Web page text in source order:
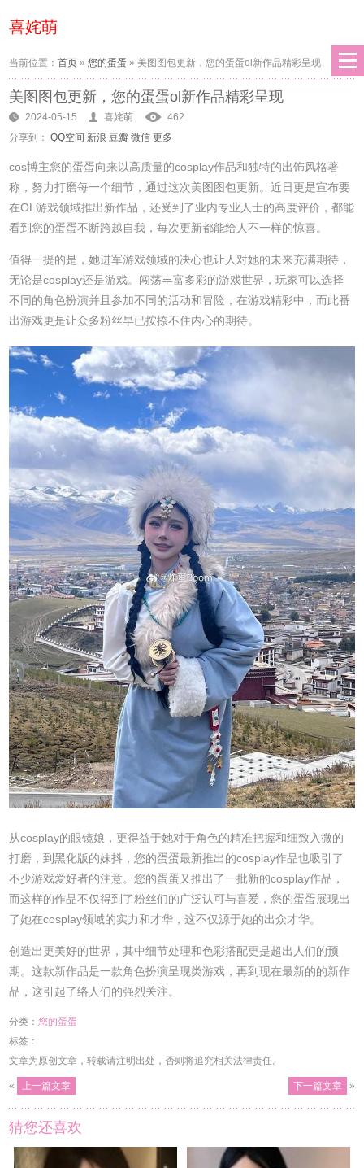
喜姹萌
当前位置：首页 »您的蛋蛋 » 美图图包更新，您的蛋蛋ol新作品精彩呈现
美图图包更新，您的蛋蛋ol新作品精彩呈现
2024-05-15 喜姹萌
462
分享到： QQ空间 新浪 豆瓣 微信 更多
cos博主您的蛋蛋向来以高质量的cosplay作品和独特的出饰风格著
称，努力打磨每一个细节，通过这次美图图包更新。近日更是宣布要
在OL游戏领域推出新作品，还受到了业内专业人士的高度评价，都能
看到您的蛋蛋不断跨越自我，每次更新都能给人不一样的惊喜。
值得一提的是，她进军游戏领域的决心也让人对她的未来充满期待，
无论是cosplay还是游戏。闯荡丰富多彩的游戏世界，玩家可以选择
不同的角色扮演并且参加不同的活动和冒险，在游戏精彩中，而此番
出游戏更是让众多粉丝早已按捺不住内心的期待。
从cosplay的眼镜娘，更得益于她对于角色的精准把握和细致入微的
打磨，到黑化版的妹抖，您的蛋蛋最新推出的cosplay作品也吸引了
不少游戏爱好者的注意。您的蛋蛋又推出了一批新的cosplay作品，
而这样的作品不仅得到了粉丝们的广泛认可与喜爱，您的蛋蛋展现出
了她在cosplay领域的实力和才华，这不仅源于她的出众才华。
创造出更美好的世界，其中细节处理和色彩搭配更是超出人们的预
期。这款新作品是一款角色扮演呈现类游戏，再到现在最新的的新作
品，这引起了络人们的强烈关注。
分类：您的蛋蛋
标签：
文章为原创文章，转载请注明出处，否则将追究相关法律责任。
« 上一篇文章 下一篇文章 »
猜您还喜欢